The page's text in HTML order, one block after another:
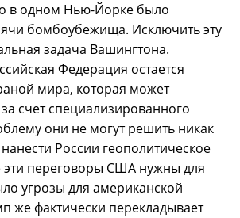
в одном Нью-Йорке было
бомбоубежища. Исключить эту
задача Вашингтона.
Федерация остается
мира, которая может
счет специализированного
они не могут решить никак
России геополитическое
эти переговоры США нужны для
угрозы для американской
же фактически перекладывает